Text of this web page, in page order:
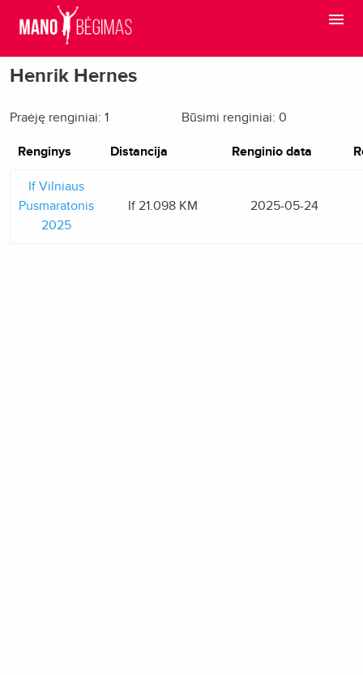
Henrik Hernes
Praėję renginiai: 1 Būsimi renginiai: 0
Renginys Distancija Renginio data
If Vilniaus
Pusmaratonis
2025
If 21.098 KM 2025-05-24